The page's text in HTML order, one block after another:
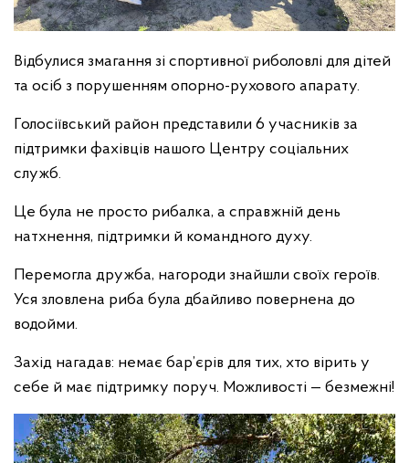
Відбулися змагання зі спортивної риболовлі для дітей
та осіб з порушенням опорно-рухового апарату.
Голосіївський район представили 6 учасників за
підтримки фахівців нашого Центру соціальних
служб.
Це була не просто рибалка, а справжній день
натхнення, підтримки й командного духу.
Перемогла дружба, нагороди знайшли своїх героїв.
Уся зловлена риба була дбайливо повернена до
водойми.
Захід нагадав: немає бар’єрів для тих, хто вірить у
себе й має підтримку поруч. Можливості — безмежні!